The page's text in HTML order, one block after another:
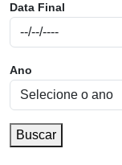
Data Final
Ano
Buscar